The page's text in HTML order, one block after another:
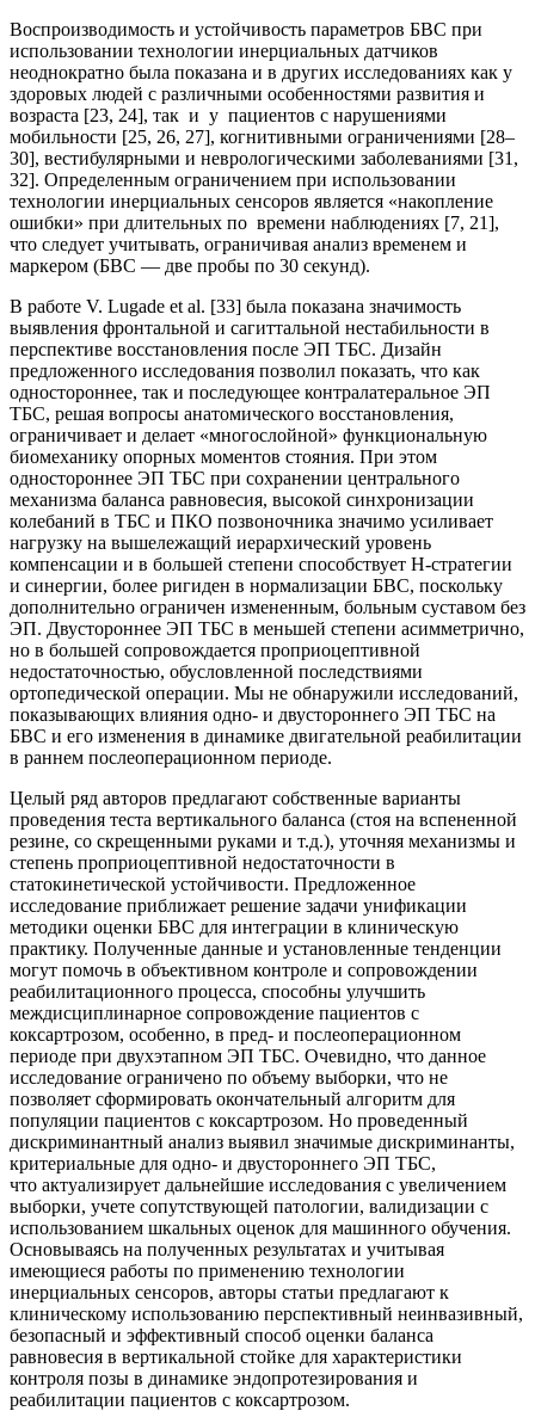
Воспроизводимость и устойчивость параметров БВС при
использовании технологии инерциальных датчиков
неоднократно была показана и в других исследованиях как у
здоровых людей с различными особенностями развития и
возраста [23, 24], так и у пациентов с нарушениями
мобильности [25, 26, 27], когнитивными ограничениями [28–
30], вестибулярными и неврологическими заболеваниями [31,
32]. Определенным ограничением при использовании
технологии инерциальных сенсоров является «накопление
ошибки» при длительных по времени наблюдениях [7, 21],
что следует учитывать, ограничивая анализ временем и
маркером (БВС — две пробы по 30 секунд).
В работе V. Lugade et al. [33] была показана значимость
выявления фронтальной и сагиттальной нестабильности в
перспективе восстановления после ЭП ТБС. Дизайн
предложенного исследования позволил показать, что как
одностороннее, так и последующее контралатеральное ЭП
ТБС, решая вопросы анатомического восстановления,
ограничивает и делает «многослойной» функциональную
биомеханику опорных моментов стояния. При этом
одностороннее ЭП ТБС при сохранении центрального
механизма баланса равновесия, высокой синхронизации
колебаний в ТБС и ПКО позвоночника значимо усиливает
нагрузку на вышележащий иерархический уровень
компенсации и в большей степени способствует Н-стратегии
и синергии, более ригиден в нормализации БВС, поскольку
дополнительно ограничен измененным, больным суставом без
ЭП. Двустороннее ЭП ТБС в меньшей степени асимметрично,
но в большей сопровождается проприоцептивной
недостаточностью, обусловленной последствиями
ортопедической операции. Мы не обнаружили исследований,
показывающих влияния одно- и двустороннего ЭП ТБС на
БВС и его изменения в динамике двигательной реабилитации
в раннем послеоперационном периоде.
Целый ряд авторов предлагают собственные варианты
проведения теста вертикального баланса (стоя на вспененной
резине, со скрещенными руками и т.д.), уточняя механизмы и
степень проприоцептивной недостаточности в
статокинетической устойчивости. Предложенное
исследование приближает решение задачи унификации
методики оценки БВС для интеграции в клиническую
практику. Полученные данные и установленные тенденции
могут помочь в объективном контроле и сопровождении
реабилитационного процесса, способны улучшить
междисциплинарное сопровождение пациентов с
коксартрозом, особенно, в пред- и послеоперационном
периоде при двухэтапном ЭП ТБС. Очевидно, что данное
исследование ограничено по объему выборки, что не
позволяет сформировать окончательный алгоритм для
популяции пациентов с коксартрозом. Но проведенный
дискриминантный анализ выявил значимые дискриминанты,
критериальные для одно- и двустороннего ЭП ТБС,
что актуализирует дальнейшие исследования с увеличением
выборки, учете сопутствующей патологии, валидизации с
использованием шкальных оценок для машинного обучения.
Основываясь на полученных результатах и учитывая
имеющиеся работы по применению технологии
инерциальных сенсоров, авторы статьи предлагают к
клиническому использованию перспективный неинвазивный,
безопасный и эффективный способ оценки баланса
равновесия в вертикальной стойке для характеристики
контроля позы в динамике эндопротезирования и
реабилитации пациентов с коксартрозом.